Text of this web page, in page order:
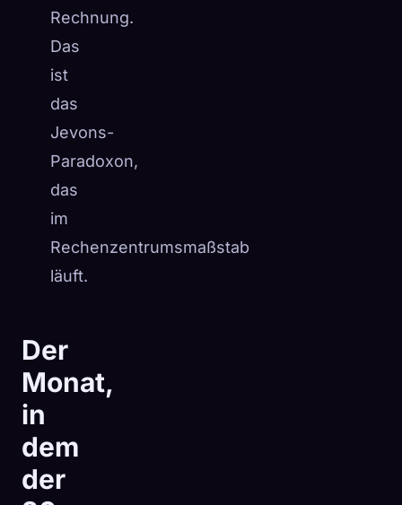
Rechnung.
Das
ist
das
Jevons-
Paradoxon,
das
im
Rechenzentrumsmaßstab
läuft.
Der
Monat,
in
dem
der